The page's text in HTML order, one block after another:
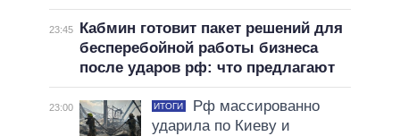
23:45
Кабмин готовит пакет решений для
бесперебойной работы бизнеса
после ударов рф: что предлагают
23:00 ИТОГИ
Рф массированно
ударила по Киеву и